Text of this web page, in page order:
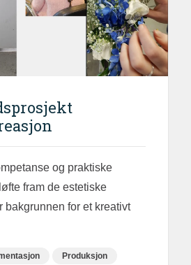
og praktiske
fram de estetiske
bakgrunnen for et kreativt
Produksjon